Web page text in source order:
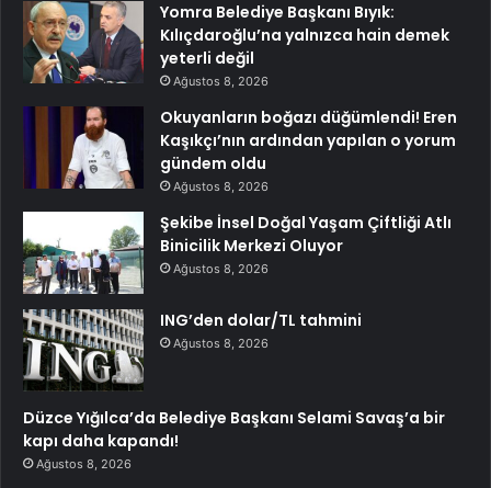
Yomra Belediye Başkanı Bıyık:
Kılıçdaroğlu’na yalnızca hain demek
yeterli değil
Ağustos 8, 2026
Okuyanların boğazı düğümlendi! Eren
Kaşıkçı’nın ardından yapılan o yorum
gündem oldu
Ağustos 8, 2026
Şekibe İnsel Doğal Yaşam Çiftliği Atlı
Binicilik Merkezi Oluyor
Ağustos 8, 2026
ING’den dolar/TL tahmini
Ağustos 8, 2026
Düzce Yığılca’da Belediye Başkanı Selami Savaş’a bir
kapı daha kapandı!
Ağustos 8, 2026